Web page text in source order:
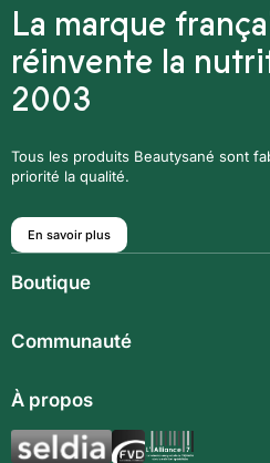
La marque
réinvente la
2003
Tous les produits Beautysané sont
priorité la qualité.
En savoir plus
Boutique
Compléments alimentaires
Boissons techniques
Communauté
Communauté
À propos
Qui sommes-nous ?